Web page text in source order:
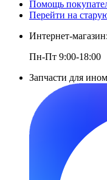
Помощь
Перейти на
Интернет-магазин:
Пн-Пт 9:00-18:00
Запчасти для